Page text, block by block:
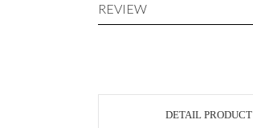
REVIEW
DETAIL PRODUCT